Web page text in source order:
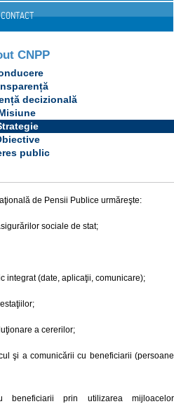
CONTACT
CNPP
decizională
public
de Pensii Publice urmăreşte:
sociale de stat;
integrat (date, aplicaţii, comunicare);
a cererilor;
şi a comunicării cu beneficiarii (persoane
beneficiarii prin utilizarea mijloacelor